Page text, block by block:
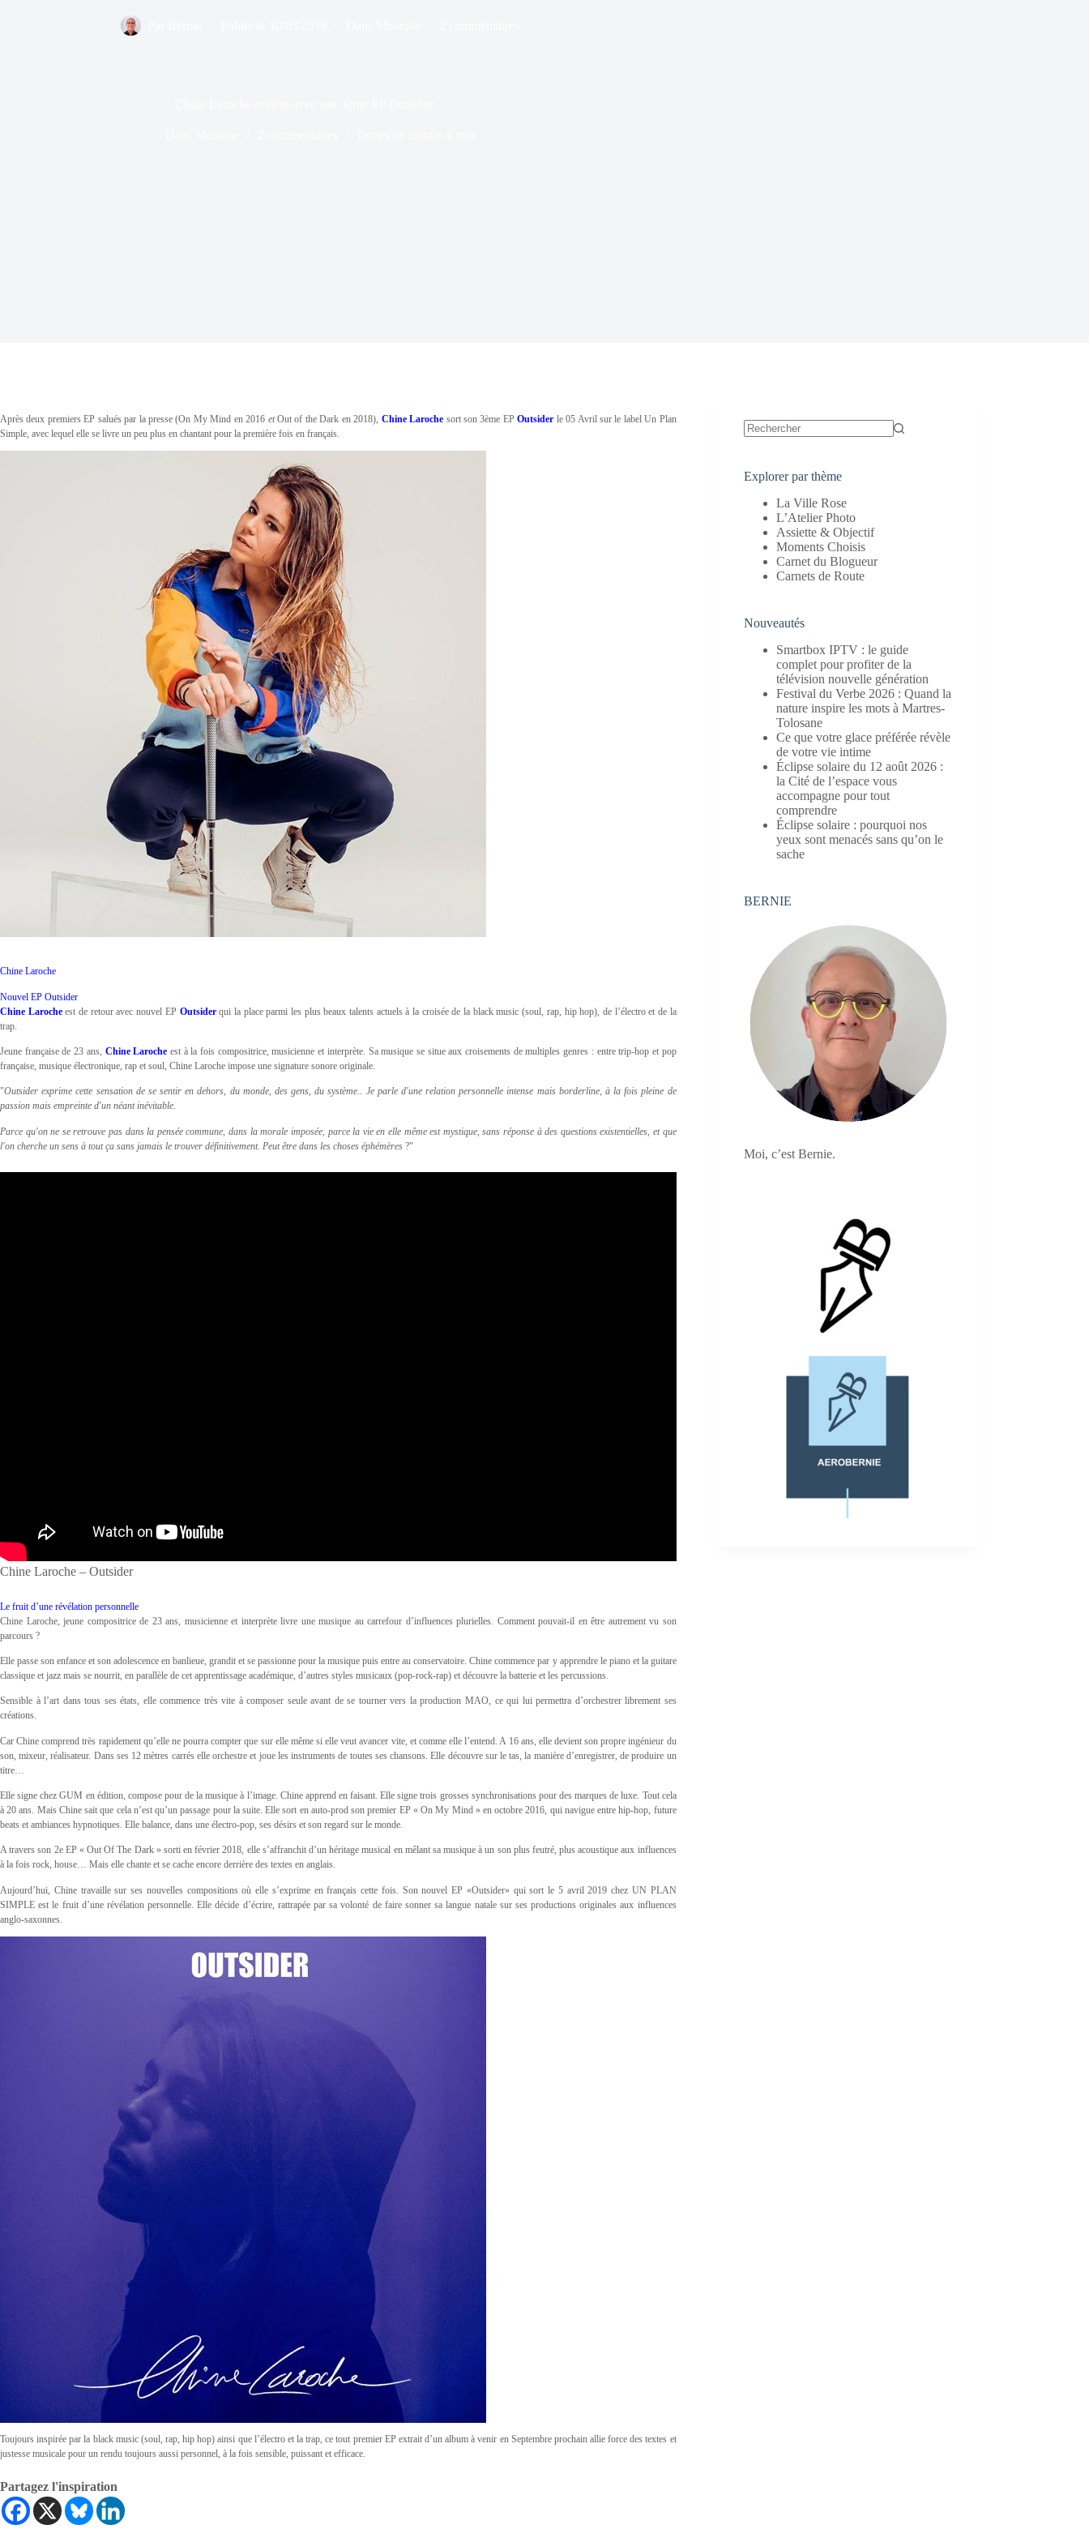
Après deux premiers EP salués par la presse (On My Mind en 2016 etOut of the Dark en 2018), Chine Laroche sort son 3ème EPOutsider le 05 Avril sur le label Un Plan
Simple, avec lequel elle se livre un peu plus en chantant pour la première fois en français.
Chine Laroche
Nouvel EP Outsider
Chine Larocheest de retour avec nouvel EP Outsiderqui la place parmi les plus beaux talents actuels à la croisée de la black music (soul, rap, hip hop), de l’électro et de la
trap.
Jeune française de 23 ans, Chine Laroche est à la fois compositrice, musicienne et interprète. Sa musique se situe aux croisements de multiples genres : entre trip-hop et pop
française, musique électronique, rap et soul, Chine Laroche impose une signature sonore originale.
"Outsider exprime cette sensation de se sentir en dehors, du monde, des gens, du système.. Je parle d'une relation personnelle intense mais borderline, à la fois pleine de
passion mais empreinte d'un néant inévitable.
Parce qu'on ne se retrouve pas dans la pensée commune, dans la morale imposée, parce la vie en elle même est mystique, sans réponse à des questions existentielles, et que
l'on cherche un sens à tout ça sans jamais le trouver définitivement. Peut être dans les choses éphémères ?"
Chine Laroche – Outsider
Le fruit d’une révélation personnelle
Chine Laroche, jeune compositrice de 23 ans, musicienne et interprète livre une musique au carrefour d’influences plurielles. Comment pouvait-il en être autrement vu son
parcours ?
Elle passe son enfance et son adolescence en banlieue, grandit et se passionne pour la musique puis entre au conservatoire. Chine commence par y apprendre le piano et la guitare
classique et jazz mais se nourrit, en parallèle de cet apprentissage académique, d’autres styles musicaux (pop-rock-rap) et découvre la batterie et les percussions.
Sensible à l’art dans tous ses états, elle commence très vite à composer seule avant de se tourner vers la production MAO, ce qui lui permettra d’orchestrer librement ses
créations.
Car Chine comprend très rapidement qu’elle ne pourra compter que sur elle même si elle veut avancer vite, et comme elle l’entend. A 16 ans, elle devient son propre ingénieur du
son, mixeur, réalisateur. Dans ses 12 mètres carrés elle orchestre et joue les instruments de toutes ses chansons. Elle découvre sur le tas, la manière d’enregistrer, de produire un
titre…
Elle signe chez GUM en édition, compose pour de la musique à l’image. Chine apprend en faisant. Elle signe trois grosses synchronisations pour des marques de luxe. Tout cela
à 20 ans. Mais Chine sait que cela n’est qu’un passage pour la suite. Elle sort en auto-prod son premier EP « On My Mind » en octobre 2016, qui navigue entre hip-hop, future
beats et ambiances hypnotiques. Elle balance, dans une électro-pop, ses désirs et son regard sur le monde.
A travers son 2e EP « Out Of The Dark » sorti en février 2018, elle s’affranchit d’un héritage musical en mêlant sa musique à un son plus feutré, plus acoustique aux influences
à la fois rock, house… Mais elle chante et se cache encore derrière des textes en anglais.
Aujourd’hui, Chine travaille sur ses nouvelles compositions où elle s’exprime en français cette fois. Son nouvel EP «Outsider» qui sort le 5 avril 2019 chez UN PLAN
SIMPLE est le fruit d’une révélation personnelle. Elle décide d’écrire, rattrapée par sa volonté de faire sonner sa langue natale sur ses productions originales aux influences
anglo-saxonnes.
Toujours inspirée par la black music (soul, rap, hip hop) ainsi que l’électro et la trap, ce tout premier EP extrait d’un album à venir en Septembre prochain allie force des textes et
justesse musicale pour un rendu toujours aussi personnel, à la fois sensible, puissant et efficace.
Partagez l'inspiration
Explorer par thème
La Ville Rose
L’Atelier Photo
Assiette & Objectif
Moments Choisis
Carnet du Blogueur
Carnets de Route
Nouveautés
Smartbox IPTV : le guide
complet pour profiter de la
télévision nouvelle génération
Festival du Verbe 2026 : Quand la
nature inspire les mots à Martres-
Tolosane
Ce que votre glace préférée révèle
de votre vie intime
Éclipse solaire du 12 août 2026 :
la Cité de l’espace vous
accompagne pour tout
comprendre
Éclipse solaire : pourquoi nos
yeux sont menacés sans qu’on le
sache
BERNIE
Moi, c’est Bernie.